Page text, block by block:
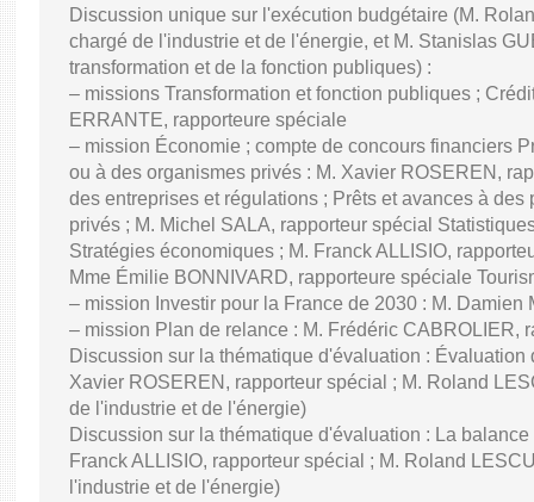
Discussion unique sur l'exécution budgétaire (M.
chargé de l'industrie et de l'énergie, et M. Stanislas
transformation et de la fonction publiques) :
– missions Transformation et fonction publiques ;
ERRANTE, rapporteure spéciale
– mission Économie ; compte de concours financiers
ou à des organismes privés : M. Xavier ROSEREN,
des entreprises et régulations ; Prêts et avances à
privés ; M. Michel SALA, rapporteur spécial
Stratégies économiques ; M. Franck ALLISIO,
Mme Émilie BONNIVARD, rapporteure spéciale
– mission Investir pour la France de 2030 : M. Damien
– mission Plan de relance : M. Frédéric CABROLIER,
Discussion sur la thématique d'évaluation :
Xavier ROSEREN, rapporteur spécial ; M. Roland
de l'industrie et de l'énergie)
Discussion sur la thématique d'évaluation : La
Franck ALLISIO, rapporteur spécial ; M. Roland
l'industrie et de l'énergie)